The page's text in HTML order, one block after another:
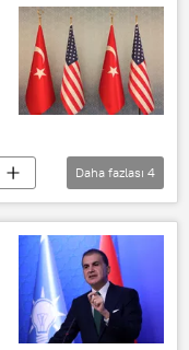
Daha fazlası 4